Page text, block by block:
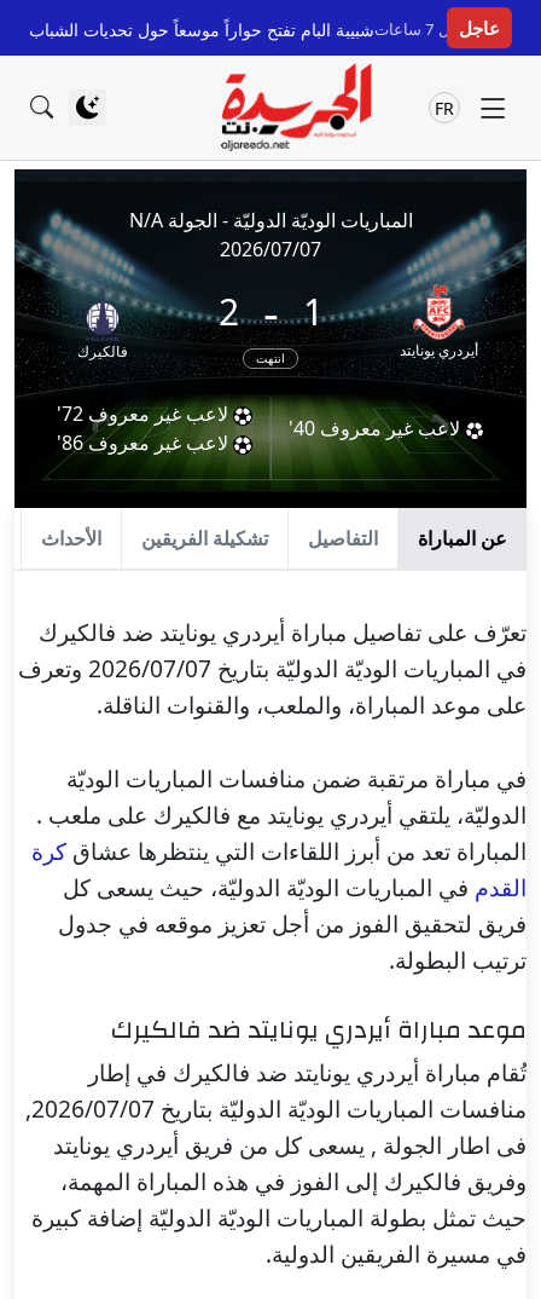
عاجل
قبل 7 ساعات شبيبة البام تفتح حواراً موسعاً حول تحديات الشباب
FR
المباريات الوديّة الدوليّة - الجولة N/A
2026/07/07
أيردري يونايتد
1
-
2
انتهت فالكيرك
لاعب غير معروف 40'
لاعب غير معروف 72'
لاعب غير معروف86'
عن المباراة التفاصيل تشكيلة الفريقين الأحداث
تعرّف على تفاصيل مباراة أيردري يونايتد ضد فالكيرك
في المباريات الوديّة الدوليّة بتاريخ 2026/07/07 وتعرف
على موعد المباراة، والملعب، والقنوات الناقلة.
في مباراة مرتقبة ضمن منافسات المباريات الوديّة
الدوليّة، يلتقي أيردري يونايتد مع فالكيرك على ملعب .
المباراة تعد من أبرز اللقاءات التي ينتظرها عشاق كرة
القدم في المباريات الوديّة الدوليّة، حيث يسعى كل
فريق لتحقيق الفوز من أجل تعزيز موقعه في جدول
ترتيب البطولة.
موعد مباراة أيردري يونايتد ضد فالكيرك
تُقام مباراة أيردري يونايتد ضد فالكيرك في إطار
منافسات المباريات الوديّة الدوليّة بتاريخ 2026/07/07,
فى اطار الجولة , يسعى كل من فريق أيردري يونايتد
وفريق فالكيرك إلى الفوز في هذه المباراة المهمة،
حيث تمثل بطولة المباريات الوديّة الدوليّة إضافة كبيرة
في مسيرة الفريقين الدولية.